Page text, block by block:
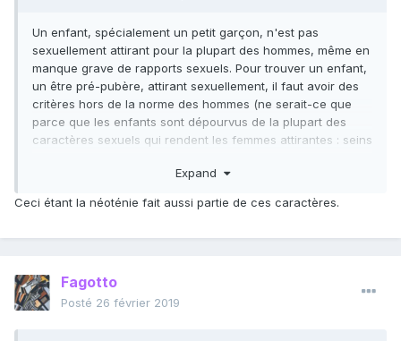
Un enfant, spécialement un petit garçon, n'est pas
sexuellement attirant pour la plupart des hommes, même en
manque grave de rapports sexuels. Pour trouver un enfant,
un être pré-pubère, attirant sexuellement, il faut avoir des
critères hors de la norme des hommes (ne serait-ce que
parce que les enfants sont dépourvus de la plupart des
caractères sexuels qui rendent les femmes attirantes : seins
Expand
Ceci étant la néoténie fait aussi partie de ces caractères.
Fagotto
Posté 26 février 2019